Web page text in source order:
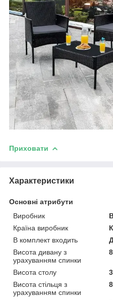
Приховати
Характеристики
Основні атрибути
Виробник
Країна виробник
В комплект входить
Висота дивану з
урахуванням спинки
Висота столу
Висота стільця з
урахуванням спинки